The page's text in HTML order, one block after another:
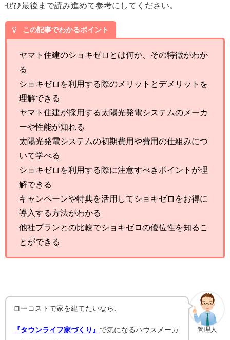
ぜひ最後まで読み進めて参考にしてください。
この記事でわかるポイント
ヤマト住建のショキゼロとは何か、その特徴がわか
る
ショキゼロを利用する際のメリットとデメリットを
理解できる
ヤマト住建が採用する太陽光発電システムのメーカ
ーや性能が知れる
太陽光発電システムの初期費用や費用の仕組みにつ
いて学べる
ショキゼロを利用する際に注意すべきポイントが理
解できる
キャンペーンや特典を活用してショキゼロをお得に
導入する方法がわかる
他社プランとの比較でショキゼロの優位性を知るこ
とができる
管理人
ローコストで家を建てたいなら、
『タウンライフ家づくり』 で気になるハウスメーカ